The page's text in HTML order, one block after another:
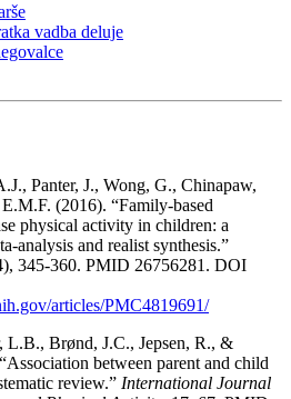
vadba deluje
Panter, J., Wong, G., Chinapaw,
(2016). “Family-based
physical activity in children: a
analysis and realist synthesis.”
345-360. PMID 26756281. DOI
articles/PMC4819691/
L.B., Brønd, J.C., Jepsen, R., &
between parent and child
review.” International Journal